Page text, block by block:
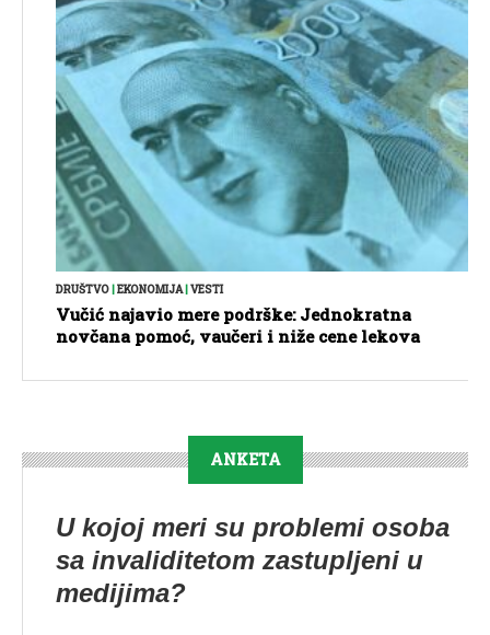
DRUŠTVO|EKONOMIJA|VESTI
Vučić najavio mere podrške: Jednokratna
novčana pomoć, vaučeri i niže cene lekova
ANKETA
U kojoj meri su problemi osoba
sa invaliditetom zastupljeni u
medijima?